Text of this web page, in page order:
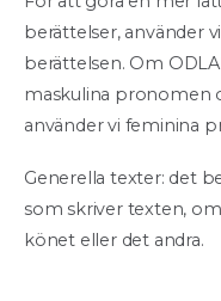
berättelser, använder
berättelsen. Om
maskulina pronomen
använder vi feminina
Generella texter: det
som skriver texten,
könet eller det andra.